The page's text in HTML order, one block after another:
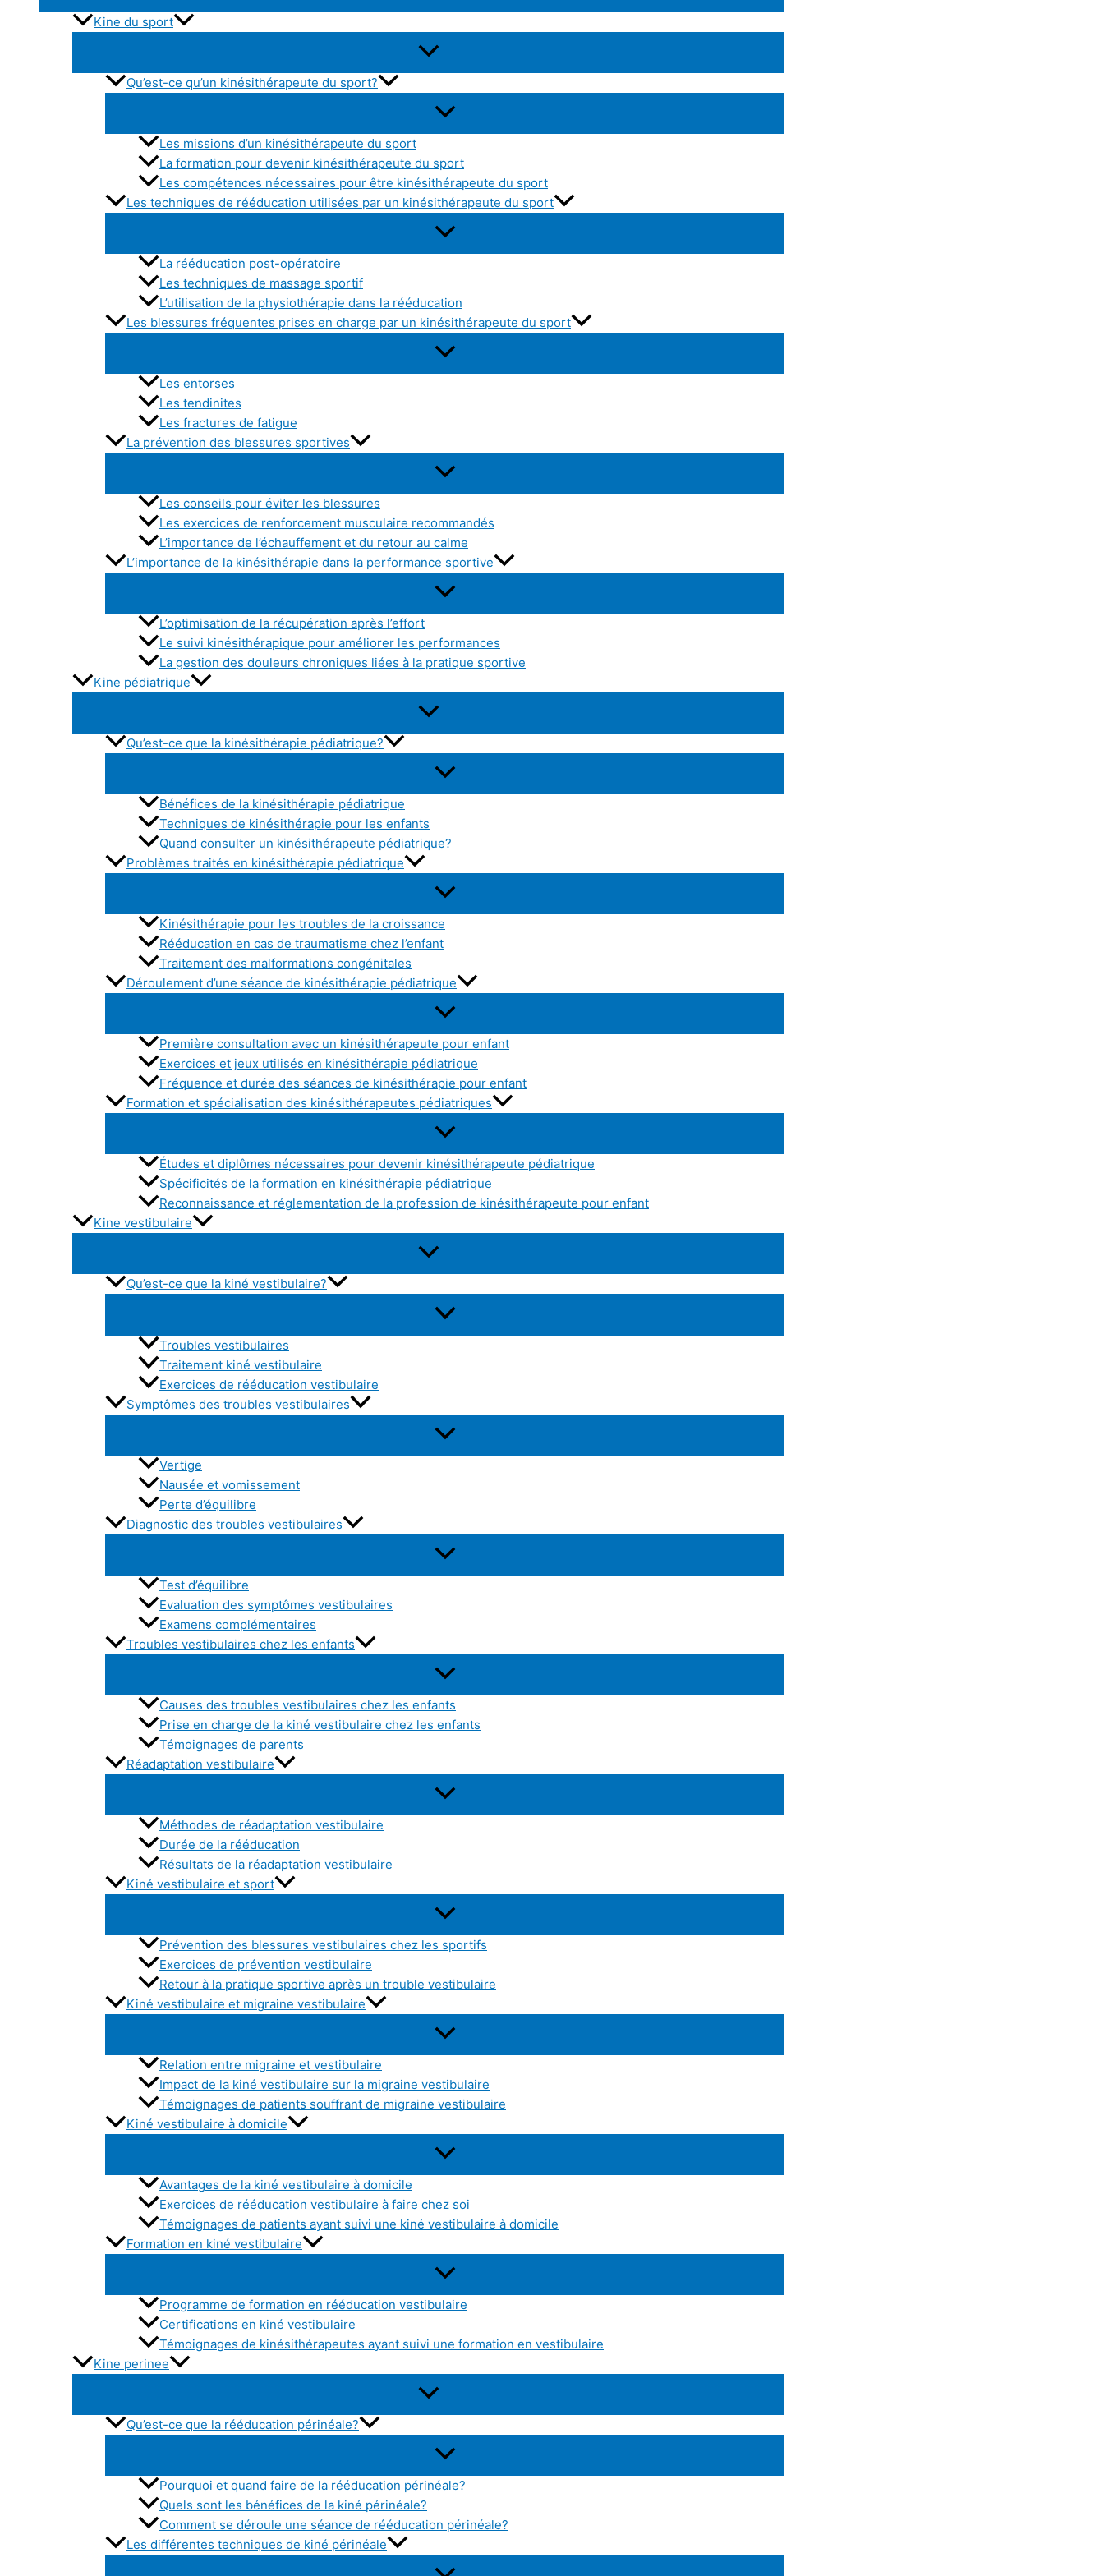
Kine du sport
Qu’est-ce qu’un kinésithérapeute du sport?
Les missions d’un kinésithérapeute du sport
La formation pour devenir kinésithérapeute du sport
Les compétences nécessaires pour être kinésithérapeute du sport
Les techniques de rééducation utilisées par un kinésithérapeute du sport
La rééducation post-opératoire
Les techniques de massage sportif
L’utilisation de la physiothérapie dans la rééducation
Les blessures fréquentes prises en charge par un kinésithérapeute du sport
Les entorses
Les tendinites
Les fractures de fatigue
La prévention des blessures sportives
Les conseils pour éviter les blessures
Les exercices de renforcement musculaire recommandés
L’importance de l’échauffement et du retour au calme
L’importance de la kinésithérapie dans la performance sportive
L’optimisation de la récupération après l’effort
Le suivi kinésithérapique pour améliorer les performances
La gestion des douleurs chroniques liées à la pratique sportive
Kine pédiatrique
Qu’est-ce que la kinésithérapie pédiatrique?
Bénéfices de la kinésithérapie pédiatrique
Techniques de kinésithérapie pour les enfants
Quand consulter un kinésithérapeute pédiatrique?
Problèmes traités en kinésithérapie pédiatrique
Kinésithérapie pour les troubles de la croissance
Rééducation en cas de traumatisme chez l’enfant
Traitement des malformations congénitales
Déroulement d’une séance de kinésithérapie pédiatrique
Première consultation avec un kinésithérapeute pour enfant
Exercices et jeux utilisés en kinésithérapie pédiatrique
Fréquence et durée des séances de kinésithérapie pour enfant
Formation et spécialisation des kinésithérapeutes pédiatriques
Études et diplômes nécessaires pour devenir kinésithérapeute pédiatrique
Spécificités de la formation en kinésithérapie pédiatrique
Reconnaissance et réglementation de la profession de kinésithérapeute pour enfant
Kine vestibulaire
Qu’est-ce que la kiné vestibulaire?
Troubles vestibulaires
Traitement kiné vestibulaire
Exercices de rééducation vestibulaire
Symptômes des troubles vestibulaires
Vertige
Nausée et vomissement
Perte d’équilibre
Diagnostic des troubles vestibulaires
Test d’équilibre
Evaluation des symptômes vestibulaires
Examens complémentaires
Troubles vestibulaires chez les enfants
Causes des troubles vestibulaires chez les enfants
Prise en charge de la kiné vestibulaire chez les enfants
Témoignages de parents
Réadaptation vestibulaire
Méthodes de réadaptation vestibulaire
Durée de la rééducation
Résultats de la réadaptation vestibulaire
Kiné vestibulaire et sport
Prévention des blessures vestibulaires chez les sportifs
Exercices de prévention vestibulaire
Retour à la pratique sportive après un trouble vestibulaire
Kiné vestibulaire et migraine vestibulaire
Relation entre migraine et vestibulaire
Impact de la kiné vestibulaire sur la migraine vestibulaire
Témoignages de patients souffrant de migraine vestibulaire
Kiné vestibulaire à domicile
Avantages de la kiné vestibulaire à domicile
Exercices de rééducation vestibulaire à faire chez soi
Témoignages de patients ayant suivi une kiné vestibulaire à domicile
Formation en kiné vestibulaire
Programme de formation en rééducation vestibulaire
Certifications en kiné vestibulaire
Témoignages de kinésithérapeutes ayant suivi une formation en vestibulaire
Kine perinee
Qu’est-ce que la rééducation périnéale?
Pourquoi et quand faire de la rééducation périnéale?
Quels sont les bénéfices de la kiné périnéale?
Comment se déroule une séance de rééducation périnéale?
Les différentes techniques de kiné périnéale